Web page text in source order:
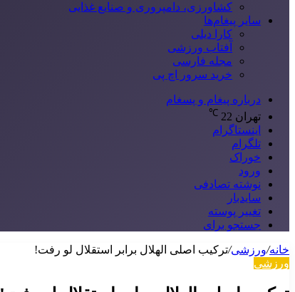
کشاورزی، دامپروری و صنایع غذایی
سایر پیغام‌ها
کارا دیلی
آفتاب ورزشی
مجله فارسی
خرید سرور اچ پی
درباره پیغام و پسغام
تهران 22
℃
اینستاگرام
تلگرام
خوراک
ورود
نوشته تصادفی
سایدبار
تغییر پوسته
جستجو برای
خانه/ورزشی/ترکیب اصلی الهلال برابر استقلال لو رفت!
ورزشی